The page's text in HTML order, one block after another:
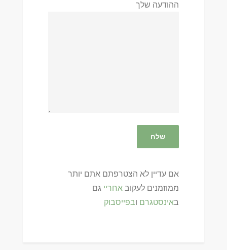
ההודעה שלך
אם עדיין לא הצטרפתם אתם יותר
ממוזמנים לעקוב אחריי גם
באינסטגרם ובפייסבוק